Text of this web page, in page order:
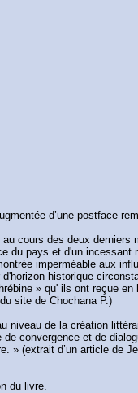
d’une postface
cours des deux derniers
du pays et d'un incessant
imperméable aux
historique
» qu' ils ont reçue en
site de Chochana P.)
niveau de la création
convergence et de
» (extrait d’un article de
du livre.